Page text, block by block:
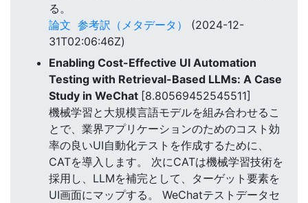
る。
論文 参考訳（メタデータ）
(2024-12-
31T02:06:46Z)
Enabling Cost-Effective UI Automation
Testing with Retrieval-Based LLMs: A Case
Study in WeChat [8.80569452545511]
機械学習と大規模言語モデルを組み合わせるこ
とで、業界アプリケーションのためのコスト効
率の良いUI自動化テストを作成するために、
CATを導入します。 次にCATは機械学習技術を
採用し、LLMを補完として、ターゲット要素を
UI画面にマップする。 WeChatテストデータセ